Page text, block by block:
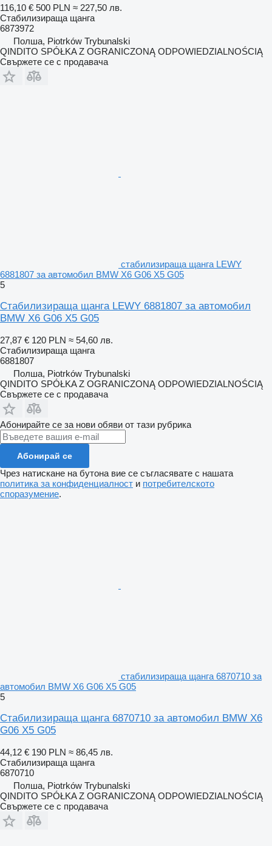
116,10 € 500 PLN ≈ 227,50 лв.
Стабилизираща щанга
6873972
Полша, Piotrków Trybunalski
QINDITO SPÓŁKA Z OGRANICZONĄ ODPOWIEDZIALNOŚCIĄ
Свържете се с продавача
стабилизираща щанга LEWY
6881807 за автомобил BMW X6 G06 X5 G05
5
Стабилизираща щанга LEWY 6881807 за автомобил
BMW X6 G06 X5 G05
27,87 € 120 PLN ≈ 54,60 лв.
Стабилизираща щанга
6881807
Полша, Piotrków Trybunalski
QINDITO SPÓŁKA Z OGRANICZONĄ ODPOWIEDZIALNOŚCIĄ
Свържете се с продавача
Абонирайте се за нови обяви от тази рубрика
Абонирай се
Чрез натискане на бутона вие се съгласявате с нашата
политика за конфиденциалност и потребителското
споразумение.
стабилизираща щанга 6870710 за
автомобил BMW X6 G06 X5 G05
5
Стабилизираща щанга 6870710 за автомобил BMW X6
G06 X5 G05
44,12 € 190 PLN ≈ 86,45 лв.
Стабилизираща щанга
6870710
Полша, Piotrków Trybunalski
QINDITO SPÓŁKA Z OGRANICZONĄ ODPOWIEDZIALNOŚCIĄ
Свържете се с продавача